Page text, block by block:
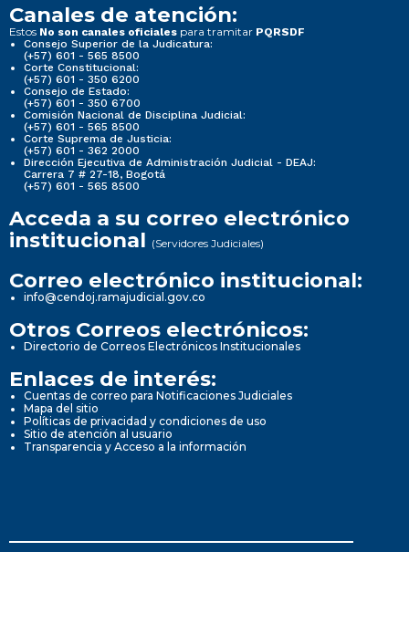
Canales de atención:
Estos No son canales oficiales para tramitar PQRSDF
Consejo Superior de la Judicatura:
(+57) 601 - 565 8500
Corte Constitucional:
(+57) 601 - 350 6200
Consejo de Estado:
(+57) 601 - 350 6700
Comisión Nacional de Disciplina Judicial:
(+57) 601 - 565 8500
Corte Suprema de Justicia:
(+57) 601 - 362 2000
Dirección Ejecutiva de Administración Judicial - DEAJ:
Carrera 7 # 27-18, Bogotá
(+57) 601 - 565 8500
Acceda a su correo electrónico
institucional (Servidores Judiciales)
Correo electrónico institucional:
info@cendoj.ramajudicial.gov.co
Otros Correos electrónicos:
Directorio de Correos Electrónicos Institucionales
Enlaces de interés:
Cuentas de correo para Notificaciones Judiciales
Mapa del sitio
Políticas de privacidad y condiciones de uso
Sitio de atención al usuario
Transparencia y Acceso a la información